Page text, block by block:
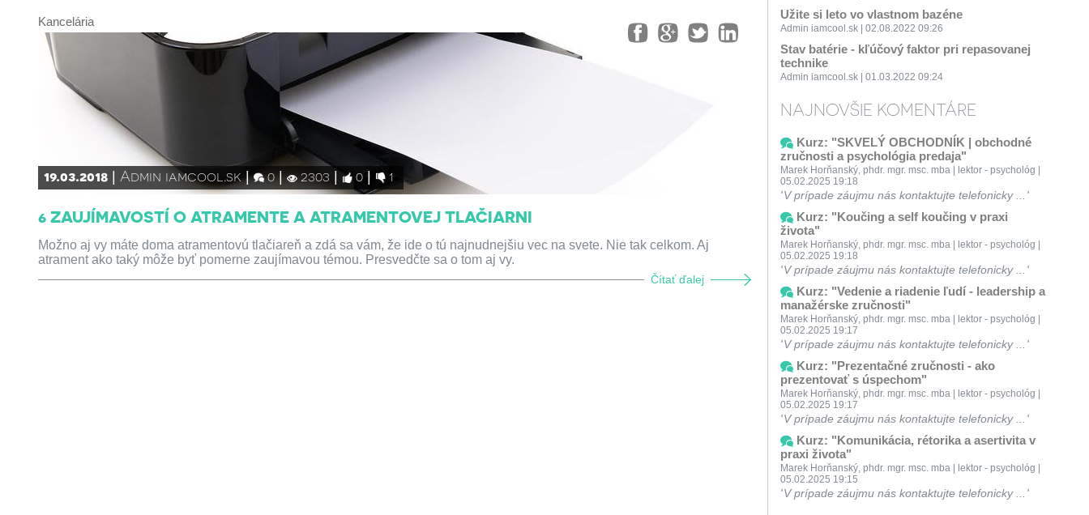
Kancelária
19.03.2018 Admin iamcool.sk 0 2303 0 1
6 ZAUJÍMAVOSTÍ O ATRAMENTE A ATRAMENTOVEJ TLAČIARNI
Možno aj vy máte doma atramentovú tlačiareň a zdá sa vám, že ide o tú najnudnejšiu vec na svete. Nie tak celkom. Aj
atrament ako taký môže byť pomerne zaujímavou témou. Presvedčte sa o tom aj vy.
Čítať ďalej
Užite si leto vo vlastnom bazéne
Admin iamcool.sk | 02.08.2022 09:26
Stav batérie - kľúčový faktor pri repasovanej
technike
Admin iamcool.sk | 01.03.2022 09:24
NAJNOVŠIE KOMENTÁRE
Kurz: "SKVELÝ OBCHODNÍK | obchodné
zručnosti a psychológia predaja"
Marek Horňanský, phdr. mgr. msc. mba | lektor - psychológ |
05.02.2025 19:18
V prípade záujmu nás kontaktujte telefonicky ...
Kurz: "Koučing a self koučing v praxi
života"
Marek Horňanský, phdr. mgr. msc. mba | lektor - psychológ |
05.02.2025 19:18
V prípade záujmu nás kontaktujte telefonicky ...
Kurz: "Vedenie a riadenie ľudí - leadership a
manažérske zručnosti"
Marek Horňanský, phdr. mgr. msc. mba | lektor - psychológ |
05.02.2025 19:17
V prípade záujmu nás kontaktujte telefonicky ...
Kurz: "Prezentačné zručnosti - ako
prezentovať s úspechom"
Marek Horňanský, phdr. mgr. msc. mba | lektor - psychológ |
05.02.2025 19:17
V prípade záujmu nás kontaktujte telefonicky ...
Kurz: "Komunikácia, rétorika a asertivita v
praxi života"
Marek Horňanský, phdr. mgr. msc. mba | lektor - psychológ |
05.02.2025 19:15
V prípade záujmu nás kontaktujte telefonicky ...